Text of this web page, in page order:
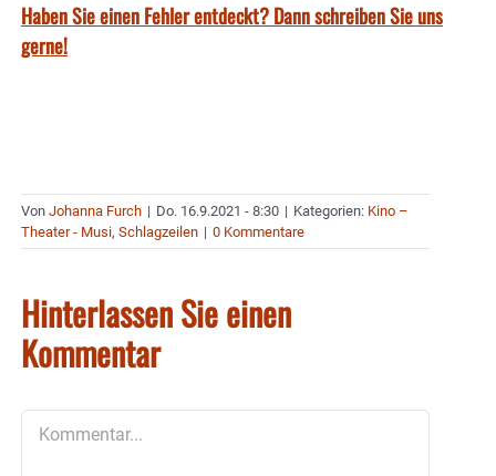
Haben Sie einen Fehler entdeckt? Dann schreiben Sie uns
gerne!
Von Johanna Furch | Do. 16.9.2021 - 8:30 | Kategorien: Kino –
Theater - Musi, Schlagzeilen | 0 Kommentare
Hinterlassen Sie einen
Kommentar